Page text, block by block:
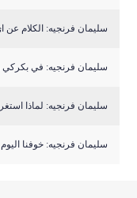
سليمان فرنجيه: الكلام
سليمان فرنجيه: في
سليمان فرنجيه: لماذا
سليمان فرنجيه: خوفنا